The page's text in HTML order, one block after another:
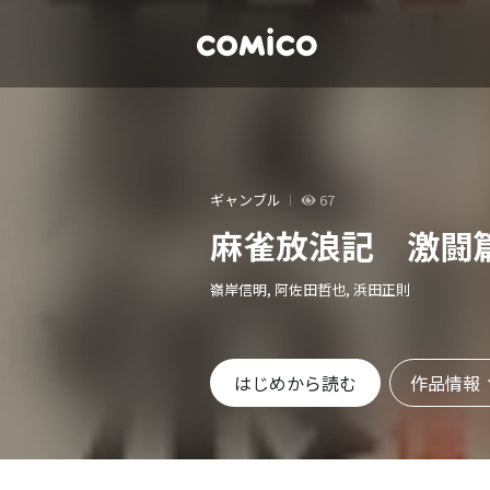
ギャンブル 67
麻雀放浪記 激闘
嶺岸信明, 阿佐田哲也, 浜田正則
はじめから読む 作品情報